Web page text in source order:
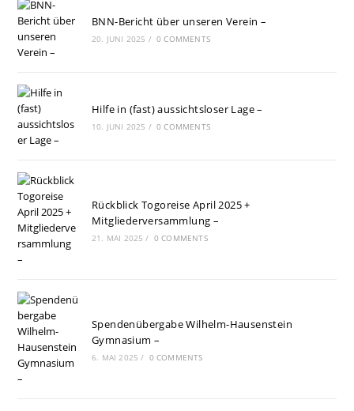
BNN-Bericht über unseren Verein –
20. JUNI 2025 / 0 COMMENTS
Hilfe in (fast) aussichtsloser Lage –
10. JUNI 2025 / 0 COMMENTS
Rückblick Togoreise April 2025 +
Mitgliederversammlung –
21. MAI 2025 / 0 COMMENTS
Spendenübergabe Wilhelm-Hausenstein
Gymnasium –
6. MAI 2025 / 0 COMMENTS